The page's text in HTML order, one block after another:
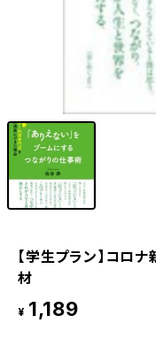
【学生プラン】コロ
材
¥ 1,189